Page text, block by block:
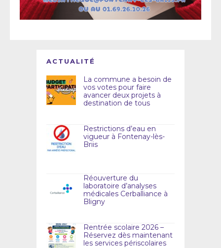
ACTUALITÉ
La commune a besoin de
vos votes pour faire
avancer deux projets à
destination de tous
Restrictions d’eau en
vigueur à Fontenay-lès-
Briis
Réouverture du
laboratoire d’analyses
médicales Cerballiance à
Bligny
Rentrée scolaire 2026 –
Réservez dès maintenant
les services périscolaires